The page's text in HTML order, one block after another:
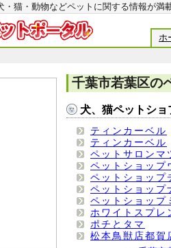
犬・猫・動物などペットに関する情報
ホ
千葉市若葉区の
犬、猫ペットショ
ティンカーベル
ティンカーベル
ペットサロンマ
ペットショップ
ペットショップ
ペットショップ
ペットショップ
ホワイトスプレ
ポチとタマ
松本鳥獣店都賀